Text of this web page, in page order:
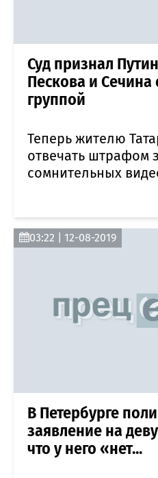
Суд признал
Пескова и Сечина
группой
Теперь жителю
отвечать штрафом
сомнительных
03:22 | 12-08-2019
В Петербурге
заявление на
что у него «нет...